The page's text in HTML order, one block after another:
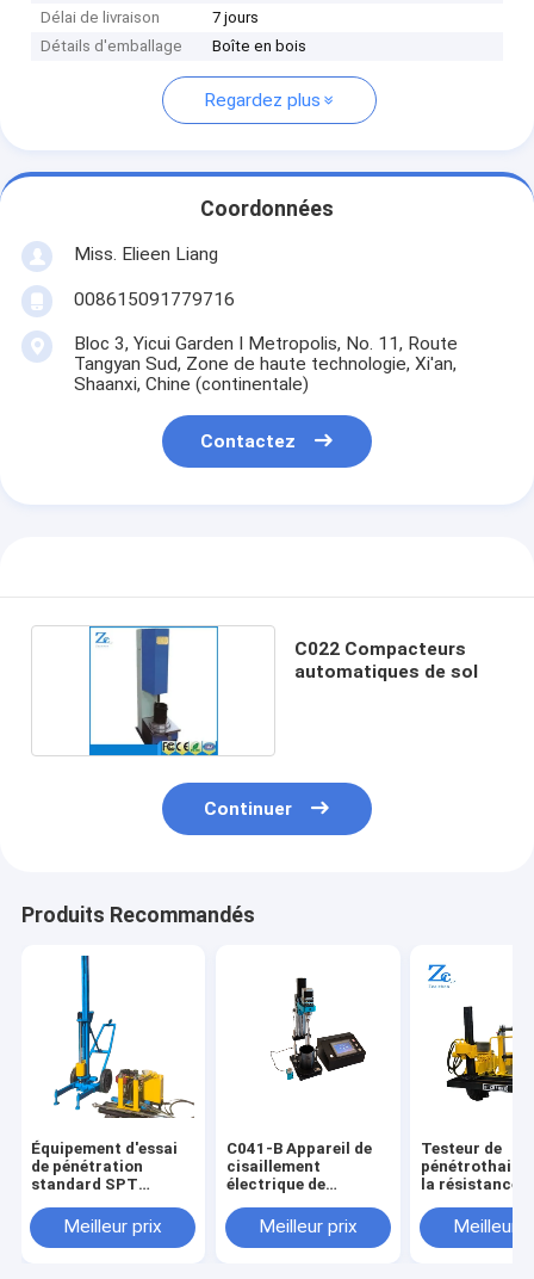
Délai de livraison
7 jours
Détails d'emballage
Boîte en bois
Regardez plus
Coordonnées
Miss. Elieen Liang
008615091779716
Bloc 3, Yicui Garden I Metropolis, No. 11, Route
Tangyan Sud, Zone de haute technologie, Xi'an,
Shaanxi, Chine (continentale)
Contactez
C022 Compacteurs
automatiques de sol
Continuer
Produits Recommandés
Équipement d'essai
de pénétration
standard SPT
à vendre pour
machines d'essai de
Meilleur prix
C041-B Appareil de
cisaillement
électrique de
en pelleMeilleur prix
Testeur de
pénétrothaion
la résistance
frottement
parois
Meilleur